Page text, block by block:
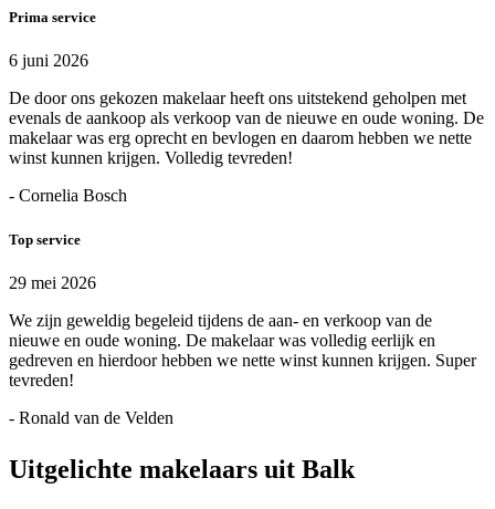
Prima service
6 juni 2026
De door ons gekozen makelaar heeft ons uitstekend geholpen met
evenals de aankoop als verkoop van de nieuwe en oude woning. De
makelaar was erg oprecht en bevlogen en daarom hebben we nette
winst kunnen krijgen. Volledig tevreden!
- Cornelia Bosch
Top service
29 mei 2026
We zijn geweldig begeleid tijdens de aan- en verkoop van de
nieuwe en oude woning. De makelaar was volledig eerlijk en
gedreven en hierdoor hebben we nette winst kunnen krijgen. Super
tevreden!
- Ronald van de Velden
Uitgelichte makelaars uit Balk